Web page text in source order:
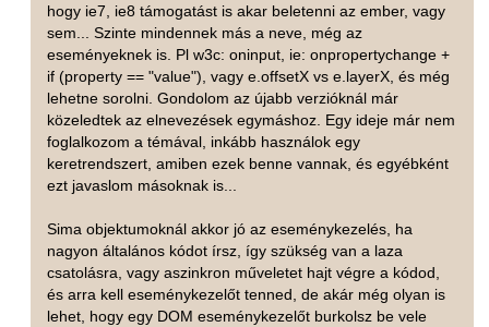
hogy ie7, ie8 támogatást is akar beletenni az ember, vagy
sem... Szinte mindennek más a neve, még az
eseményeknek is. Pl w3c: oninput, ie: onpropertychange +
if (property == "value"), vagy e.offsetX vs e.layerX, és még
lehetne sorolni. Gondolom az újabb verzióknál már
közeledtek az elnevezések egymáshoz. Egy ideje már nem
foglalkozom a témával, inkább használok egy
keretrendszert, amiben ezek benne vannak, és egyébként
ezt javaslom másoknak is...
Sima objektumoknál akkor jó az eseménykezelés, ha
nagyon általános kódot írsz, így szükség van a laza
csatolásra, vagy aszinkron műveletet hajt végre a kódod,
és arra kell eseménykezelőt tenned, de akár még olyan is
lehet, hogy egy DOM eseménykezelőt burkolsz be vele